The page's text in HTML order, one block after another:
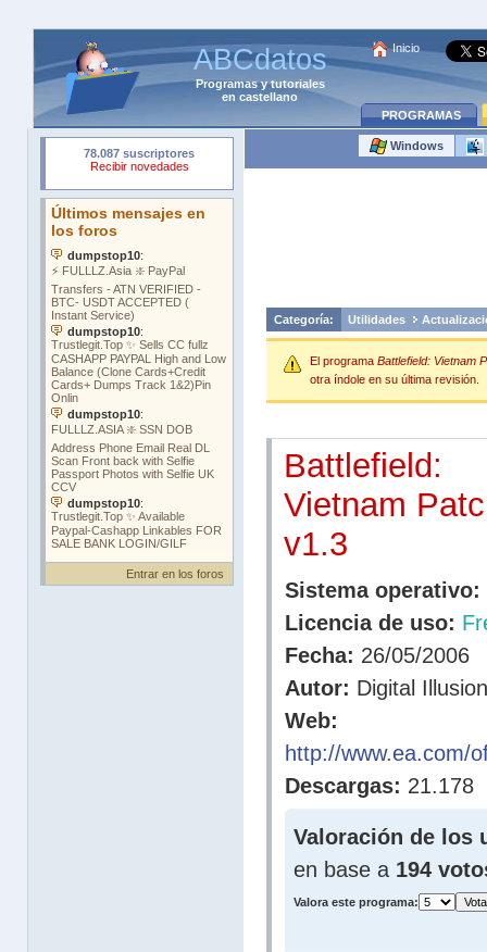
ABCdatos
Programasytutoriales
en castellano
Inicio
PROGRAMAS
Entrar en los foros
Windows
Categoría: Utilidades
El programa Battlefield: Vietnam
otra índole en su última revisión.
Battlefield:
Vietnam
v1.3
Sistema operativo:
Licencia de uso:
Fecha: 26/05/2006
Autor: Digital
Web:
http://www.ea.com/
Descargas: 21.178
Valoración de los
en base a 194
Valora este programa: